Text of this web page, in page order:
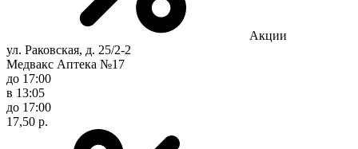
Акции
ул. Раковская, д. 25/2-2
Медвакс Аптека №17
до 17:00
в 13:05
до 17:00
17,50 р.